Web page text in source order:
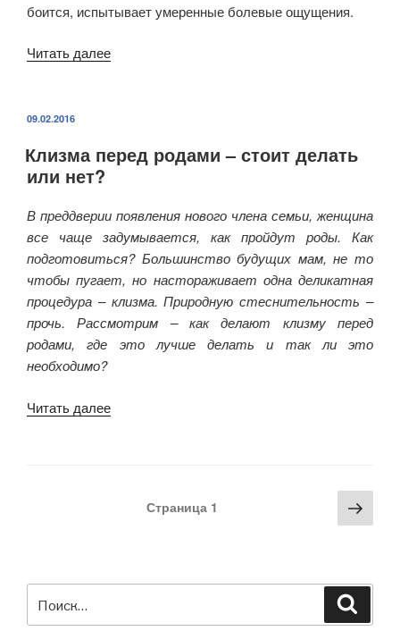
боится, испытывает умеренные болевые ощущения.
Читать далее
естественные
времени»
ОПУБЛИКОВАНО
09.02.2016
Клизма перед родами – стоит делать
или нет?
В преддверии появления нового члена семьи, женщина
все чаще задумывается, как пройдут роды. Как
подготовиться? Большинство будущих мам, не то
чтобы пугает, но настораживает одна деликатная
процедура – клизма. Природную стеснительность –
прочь. Рассмотрим – как делают клизму перед
родами, где это лучше делать и так ли это
необходимо?
Читать далее
делатьСтраница 1